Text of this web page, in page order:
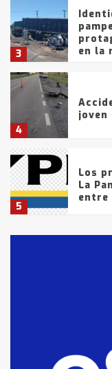
3
en la
4
joven
5
Los
La
entre
tarde